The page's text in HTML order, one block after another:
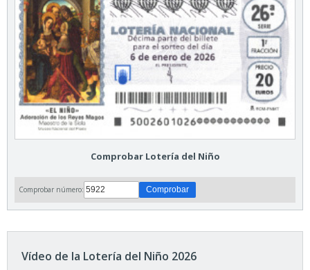
Comprobar Lotería del Niño
Comprobar número:
Vídeo de la Lotería del Niño 2026